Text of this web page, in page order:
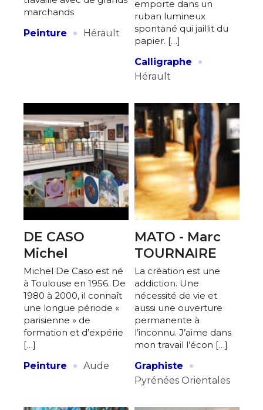
marchands
Peinture
· Hérault
emporte dans un
ruban lumineux
spontané qui jaillit du
papier. […]
Calligraphe
·
Hérault
DE CASO
Michel
Michel De Caso est né
à Toulouse en 1956. De
1980 à 2000, il connaît
une longue période «
parisienne » de
formation et d’expérie
[…]
Peinture
· Aude
MATO - Marc
TOURNAIRE
La création est une
addiction. Une
nécessité de vie et
aussi une ouverture
permanente à
l’inconnu. J’aime dans
mon travail l’écon […]
Graphiste
·
Pyrénées Orientales